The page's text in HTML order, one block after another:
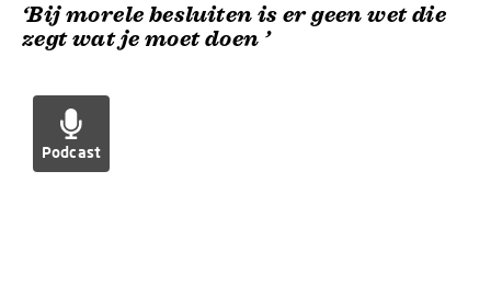
‘Bij morele besluiten is er geen wet die
zegt wat je moet doen ’
Podcast